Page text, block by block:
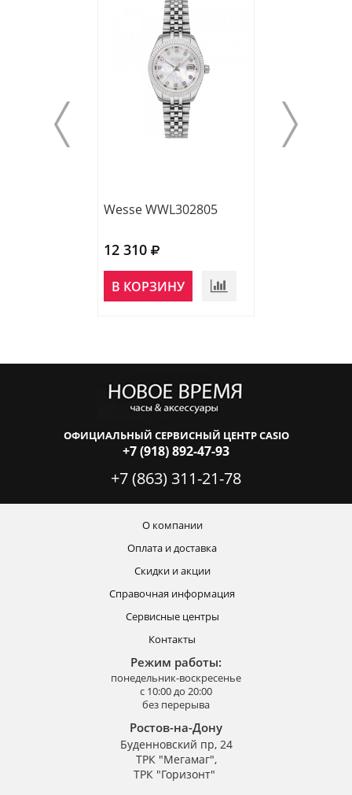
Wesse WWL302805
12 310
В КОРЗИНУ
ОФИЦИАЛЬНЫЙ СЕРВИСНЫЙ ЦЕНТР CASIO
+7 (918) 892-47-93
+7 (863) 311-21-78
О компании
Оплата и доставка
Скидки и акции
Справочная информация
Сервисные центры
Контакты
Режим работы:
понедельник-воскресенье
с 10:00 до 20:00
без перерыва
Ростов-на-Дону
Буденновский пр, 24
ТРК "Мегамаг",
ТРК "Горизонт"